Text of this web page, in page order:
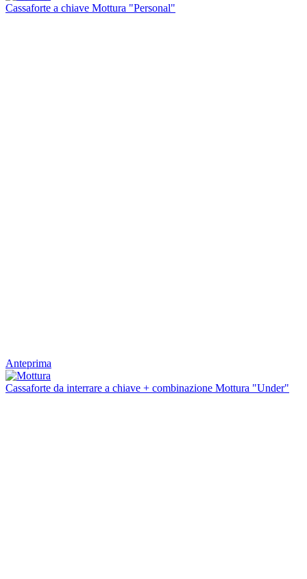
Cassaforte a chiave Mottura "Personal"
Anteprima
Cassaforte da interrare a chiave + combinazione Mottura "Under"